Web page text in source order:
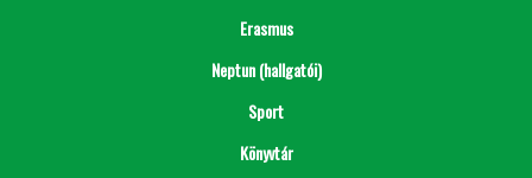
Erasmus
Neptun (hallgatói)
Sport
Könyvtár